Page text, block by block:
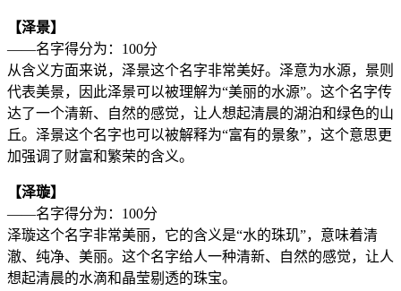
【泽景】
——名字得分为：100分
从含义方面来说，泽景这个名字非常美好。泽意为水源，景则
代表美景，因此泽景可以被理解为“美丽的水源”。这个名字传
达了一个清新、自然的感觉，让人想起清晨的湖泊和绿色的山
丘。泽景这个名字也可以被解释为“富有的景象”，这个意思更
加强调了财富和繁荣的含义。
【泽璇】
——名字得分为：100分
泽璇这个名字非常美丽，它的含义是“水的珠玑”，意味着清
澈、纯净、美丽。这个名字给人一种清新、自然的感觉，让人
想起清晨的水滴和晶莹剔透的珠宝。